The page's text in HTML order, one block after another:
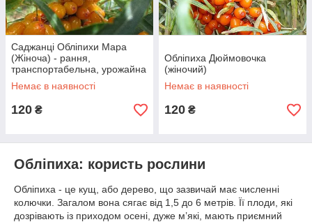
Саджанці Обліпихи Мара
(Жіноча) - рання,
транспортабельна, урожайна
Немає в наявності
120 ₴
Обліпиха Дюймовочка
(жіночий)
Немає в наявності
120 ₴
Обліпиха: користь рослини
Обліпиха - це кущ, або дерево, що зазвичай має численні
колючки. Загалом вона сягає від 1,5 до 6 метрів. Її плоди, які
дозрівають із приходом осені, дуже м’які, мають приємний